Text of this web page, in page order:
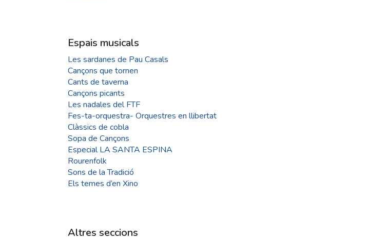
Espais musicals
Les sardanes de Pau Casals
Cançons que tornen
Cants de taverna
Cançons picants
Les nadales del FTF
Fes-ta-orquestra- Orquestres en llibertat
Clàssics de cobla
Sopa de Cançons
Especial LA SANTA ESPINA
Rourenfolk
Sons de la Tradició
Els temes d’en Xino
Altres seccions